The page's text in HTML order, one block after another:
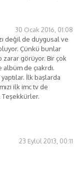
30 Ocak 2016, 01:08
değil de duygusal ve
Çünkü bunlar
zarar görüyor. Bir çok
de çıakrdı.
İlk başlarda
ilk imc tv de
Teşekkürler.
23 Eylül 2013, 00:11